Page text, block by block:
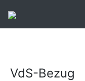
VdS-Bezug